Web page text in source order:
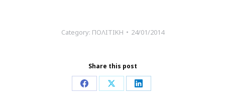
Category: ΠΟΛΙΤΙΚΗ 24/01/2014
Share this post
Share Share Share